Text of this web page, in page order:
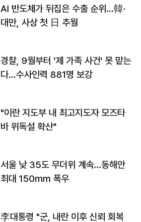
AI 반도체가 뒤집은 수출 순위…韓·
대만, 사상 첫 日 추월
경찰, 9월부터 '제 가족 사건' 못 맡는
다…수사인력 881명 보강
"이란 지도부 내 최고지도자 모즈타
바 위독설 확산"
서울 낮 35도 무더위 계속…동해안
최대 150㎜ 폭우
李대통령 "군, 내란 이후 신뢰 회복